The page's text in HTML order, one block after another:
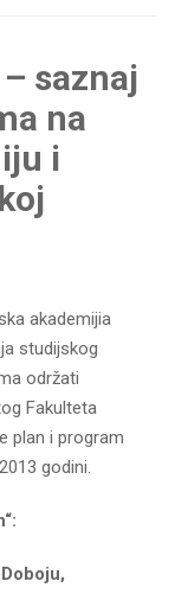
– saznaj
na
i
akademijia
studijskog
održati
Fakulteta
plan i program
godini.